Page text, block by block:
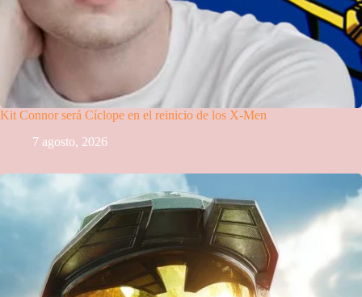
Kit Connor será Cíclope en el reinicio de los X-Men
7 agosto, 2026